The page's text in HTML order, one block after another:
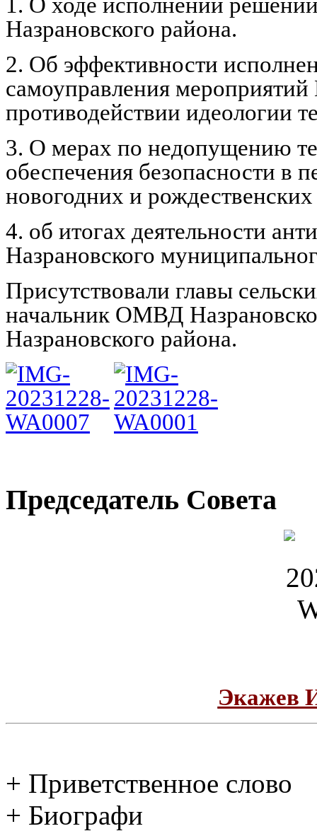
Назрановского района.
2. Об эффективности
самоуправления
противодействии идеологии
3. О мерах по недопущению
обеспечения безопасности в
новогодних и
4. об итогах деятельности
Назрановского
Присутствовали главы
начальник ОМВД
Назрановского района.
Председатель Совета
Экажев
+ Приветственное слово
+ Биографи